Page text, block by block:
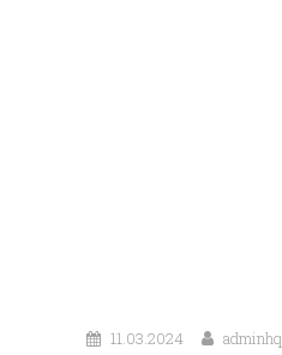
11.03.2024 adminhq